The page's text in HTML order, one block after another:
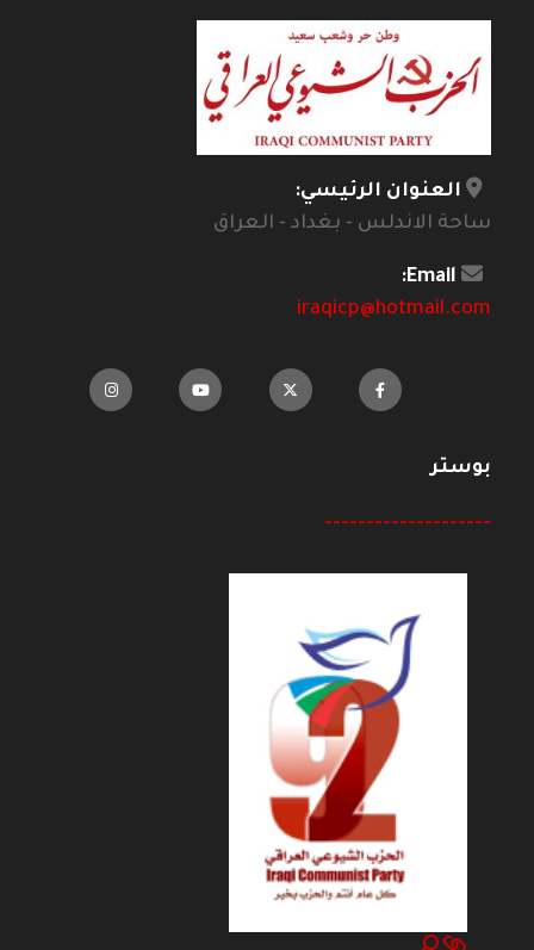
العنوان الرئيسي:
ساحة الاندلس - بغداد - العراق
Email:
iraqicp@hotmail.com
بوستر
--------------------